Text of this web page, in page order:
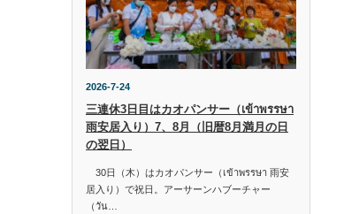
2026-7-24
三連休3日目はカオパンサー（เข้าพรรษา
雨安居入り）7、8月（旧暦8月満月の日
の翌日）
30日（木）はカオパンサー（เข้าพรรษา 雨安
居入り）で祝日。アーサーンハブーチャー
（วัน…